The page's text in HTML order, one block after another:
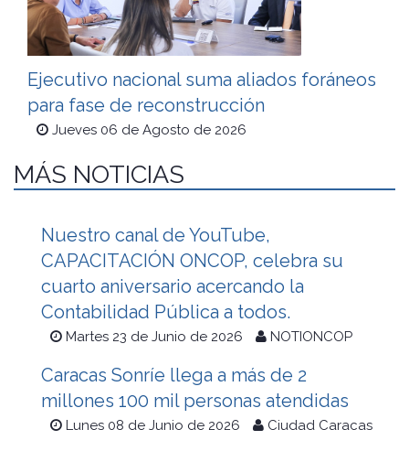
Ejecutivo nacional suma aliados foráneos
para fase de reconstrucción
Jueves 06 de Agosto de 2026
MÁS NOTICIAS
Nuestro canal de YouTube,
CAPACITACIÓN ONCOP, celebra su
cuarto aniversario acercando la
Contabilidad Pública a todos.
Martes 23 de Junio de 2026 NOTIONCOP
Caracas Sonríe llega a más de 2
millones 100 mil personas atendidas
Lunes 08 de Junio de 2026 Ciudad Caracas